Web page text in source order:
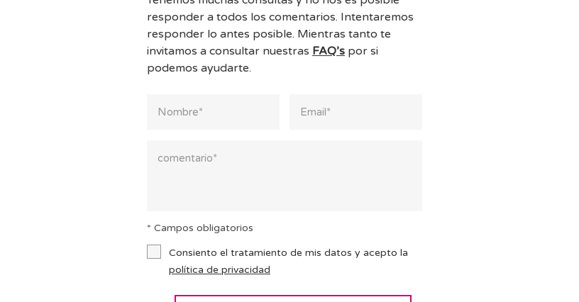
responder a todos los comentarios. Intentaremos
responder lo antes posible. Mientras tanto te
invitamos a consultar nuestras FAQ’s por si
podemos ayudarte.
* Campos obligatorios
Consiento el tratamiento de mis datos y acepto la
política de privacidad